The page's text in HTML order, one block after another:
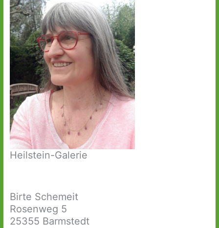
Heilstein-Galerie
Birte Schemeit
Rosenweg 5
25355 Barmstedt